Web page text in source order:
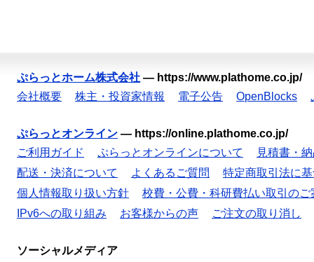
ぷらっとホーム株式会社 — https://www.plathome.co.jp/
会社概要
株主・投資家情報 電子公告 OpenBlocks
ぷらっとオンライン — https://online.plathome.co.jp/
ご利用ガイド
ぷらっとオンラインについて
見積書・
配送・決済について
よくあるご質問
特定商取引法に
個人情報取り扱い方針
校費・公費・科研費払い取引のご
IPv6への取り組み
お客様からの声 ご注文の取り消し
ソーシャルメディア